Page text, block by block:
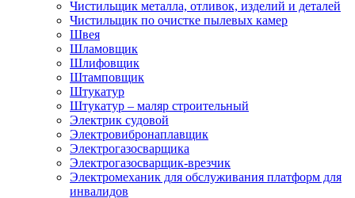
Чистильщик металла, отливок, изделий и деталей
Чистильщик по очистке пылевых камер
Швея
Шламовщик
Шлифовщик
Штамповщик
Штукатур
Штукатур – маляр строительный
Электрик судовой
Электровибронаплавщик
Электрогазосварщика
Электрогазосварщик-врезчик
Электромеханик для обслуживания платформ для
инвалидов